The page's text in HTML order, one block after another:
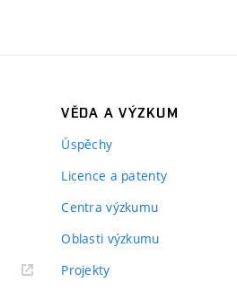
VĚDA A VÝZKUM
Úspěchy
Licence a patenty
Centra výzkumu
Oblasti výzkumu
Projekty